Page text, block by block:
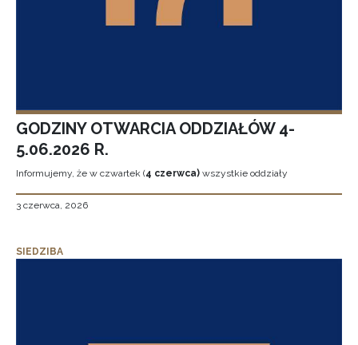
GODZINY OTWARCIA ODDZIAŁÓW 4-
5.06.2026 R.
Informujemy, że w czwartek (4 czerwca) wszystkie oddziały
3 czerwca, 2026
SIEDZIBA